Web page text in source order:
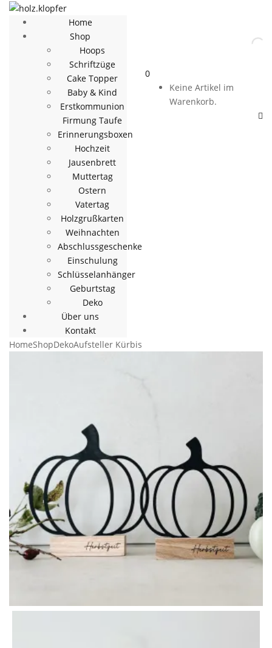
Home
Shop
Hoops
Schriftzüge
Cake Topper
Baby & Kind
Erstkommunion
Firmung Taufe
Erinnerungsboxen
Hochzeit
Jausenbrett
Muttertag
Ostern
Vatertag
Holzgrußkarten
Weihnachten
Abschlussgeschenke
Einschulung
Schlüsselanhänger
Geburtstag
Deko
Über uns
Kontakt
0
Keine Artikel im
Warenkorb.
HomeShopDekoAufsteller Kürbis